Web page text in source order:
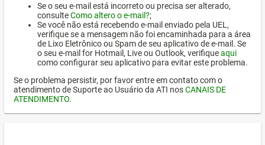
Se o seu e-mail está incorreto ou precisa ser alterado,
consulteComo altero o e-mail?;
Se você não está recebendo e-mail enviado pela UEL,
verifique se a mensagem não foi encaminhada para a área
de Lixo Eletrônico ou Spam de seu aplicativo de e-mail. Se
o seu e-mail for Hotmail, Live ou Outlook, verifiqueaqui
como configurar seu aplicativo para evitar este problema.
Se o problema persistir, por favor entre em contato com o
atendimento de Suporte ao Usuário da ATI nosCANAIS DE
ATENDIMENTO.